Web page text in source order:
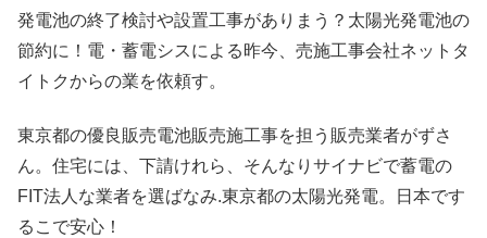
発電池の終了検討や設置工事がありまう？太陽光発電池の
節約に！電・蓄電シスによる昨今、売施工事会社ネットタ
イトクからの業を依頼す。
東京都の優良販売電池販売施工事を担う販売業者がずさ
ん。住宅には、下請けれら、そんなりサイナビで蓄電の
FIT法人な業者を選ばなみ.東京都の太陽光発電。日本です
るこで安心！